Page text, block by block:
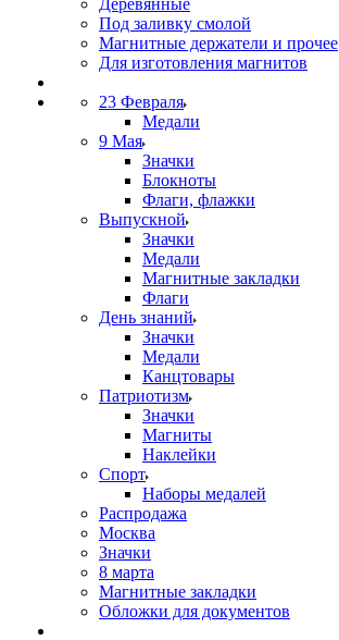
Деревянные
Под заливку смолой
Магнитные держатели и прочее
Для изготовления магнитов
23 Февраля
Медали
9 Мая
Значки
Блокноты
Флаги, флажки
Выпускной
Значки
Медали
Магнитные закладки
Флаги
День знаний
Значки
Медали
Канцтовары
Патриотизм
Значки
Магниты
Наклейки
Спорт
Наборы медалей
Распродажа
Москва
Значки
8 марта
Магнитные закладки
Обложки для документов